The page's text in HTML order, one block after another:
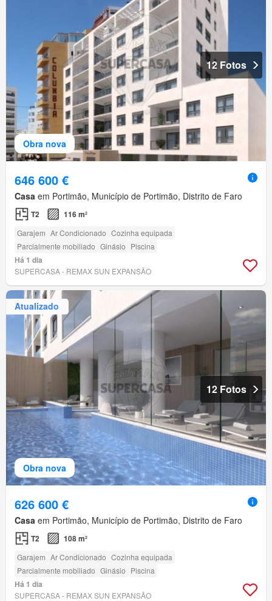
Obra nova
12 Fotos
646 600 €
Casa em Portimão, Município de Portimão, Distrito de Faro
T2 116 m²
Garajem Ar Condicionado Cozinha equipada
Parcialmente mobiliado Ginásio Piscina
Há 1 dia
SUPERCASA - REMAX SUN EXPANSÃO
Obra nova
Atualizado
12 Fotos
626 600 €
Casa em Portimão, Município de Portimão, Distrito de Faro
T2 108 m²
Garajem Ar Condicionado Cozinha equipada
Parcialmente mobiliado Ginásio Piscina
Há 1 dia
SUPERCASA - REMAX SUN EXPANSÃO